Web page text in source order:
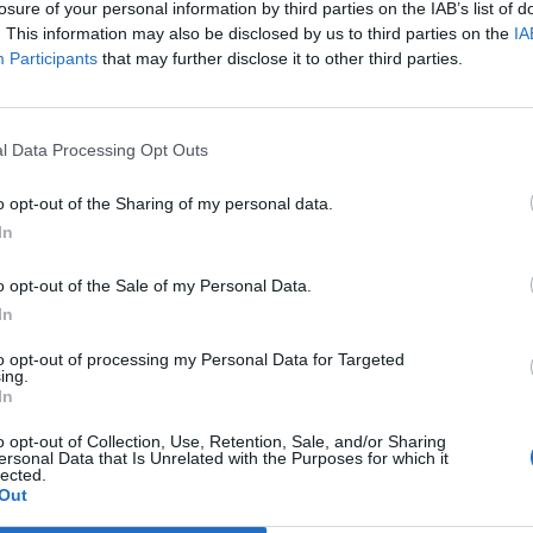
of your personal information by third parties on the IAB’s list of
This information may also be disclosed by us to third parties on the
Participants that may further disclose it to other third parties.
Data Processing Opt Outs
opt-out of the Sharing of my personal data.
opt-out of the Sale of my Personal Data.
opt-out of processing my Personal Data for Targeted
opt-out of Collection, Use, Retention, Sale, and/or Sharing
Data that Is Unrelated with the Purposes for which it
2026 12:56
za kilka tygodni”– dowiedział się dziennikarz RMF FM Krzysztof
ad